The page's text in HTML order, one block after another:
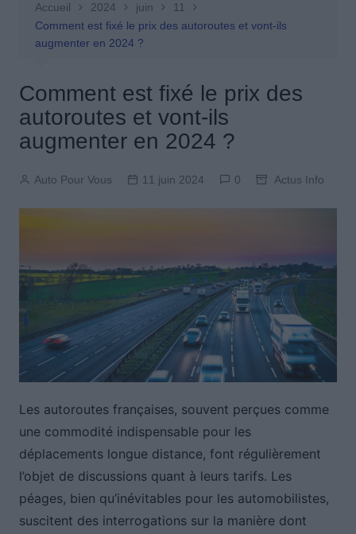
Accueil 2024 juin
11
Comment est fixé le prix des autoroutes et vont-ils
augmenter en 2024 ?
Comment est fixé le prix des
autoroutes et vont-ils
augmenter en 2024 ?
Auto Pour Vous 11 juin 2024 0 Actus Info
Les autoroutes françaises, souvent perçues comme
une commodité indispensable pour les
déplacements longue distance, font régulièrement
l’objet de discussions quant à leurs tarifs. Les
péages, bien qu’inévitables pour les automobilistes,
suscitent des interrogations sur la manière dont